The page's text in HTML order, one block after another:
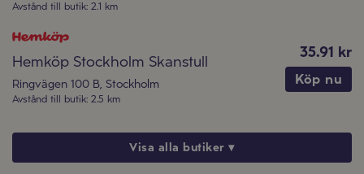
Avstånd till butik: 2.1 km
Hemköp Stockholm Skanstull
Ringvägen 100 B, Stockholm
Avstånd till butik: 2.5 km
35.91 kr
Köp nu
Visa alla butiker ▾